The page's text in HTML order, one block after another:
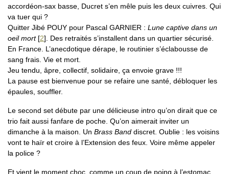
accordéon-sax basse, Ducret s’en mêle puis les deux cuivres. Qui
va tuer qui ?
Quitter Jibé POUY pour Pascal GARNIER : Lune captive dans un
oeil mort[2] . Des retraités s’installent dans un quartier sécurisé.
En France. L’anecdotique dérape, le routinier s’éclabousse de
sang frais. Vie et mort.
Jeu tendu, âpre, collectif, solidaire, ça envoie grave !!!
La pause est bienvenue pour se refaire une santé, débloquer les
épaules, souffler.
Le second set débute par une délicieuse intro qu’on dirait que ce
trio fait aussi fanfare de poche. Qu’on aimerait inviter un
dimanche à la maison. Un Brass Band discret. Oublie : les voisins
vont te haïr et croire à l’Extension des feux. Voire même appeler
la police ?
Et vient le moment choc, comme un coup de poing à l’estomac